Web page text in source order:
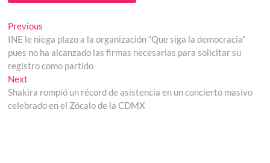
Navegación
de
entradas
Previous
post:
INE le niega plazo a la organización “Que siga la democracia”
pues no ha alcanzado las firmas necesarias para solicitar su
registro como partido
Next
post:
Shakira rompió un récord de asistencia en un concierto masivo
celebrado en el Zócalo de la CDMX